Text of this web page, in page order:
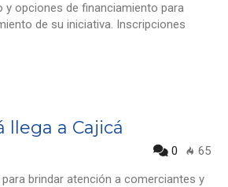
y opciones de financiamiento para
de su iniciativa. Inscripciones
llega a Cajicá
0
65
brindar atención a comerciantes y